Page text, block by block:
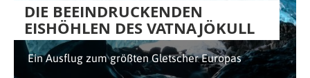
DIE BEEINDRUCKENDEN
EISHÖHLEN DES VATNAJÖKULL
Ein Ausflug zum größten Gletscher Europas